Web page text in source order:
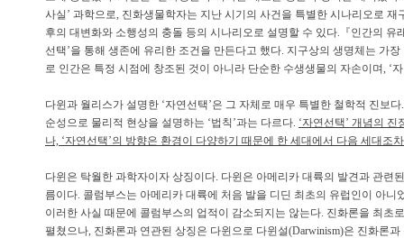
사실’ 과학으로, 진화생물학자는 지난 시기의 사건을 특별한 시나리오로
후의 대변화와 소행성의 충돌 등의 시나리오로 설명할 수 있다.『인간의 유
선택’을 통해 생존에 유리한 조건을 만든다고 했다. 지구상의 생명체는 가
로 인간은 특정 시점에 창조된 것이 아니라 단순한 수생생물의 자손이며, ‘
다윈과 월리스가 설명한 ‘자연선택’은 그 자체로 매우 특별한 철학적 진보다.
순성으로 물리적 현상을 설명하는 ‘법칙’과는 다르다. ‘자연선택’ 개념의
나, ‘자연선택’의 방향은 환경이 다양하기 때문에 한 세대에서 다음 세대조
다윈은 탁월한 과학자이자 상징이다. 다윈은 아메리카 대륙의 발견과 관련
름이다. 콜럼부스는 아메리카 대륙에 처음 발을 디딘 최초의 유럽인이 아
이러한 사실 때문에 콜럼부스의 업적이 감소되지는 않는다. 진화론을 최초
펼쳤으나, 진화론과 연관된 상징은 다윈으로 다윈설(Darwinism)은 진화론